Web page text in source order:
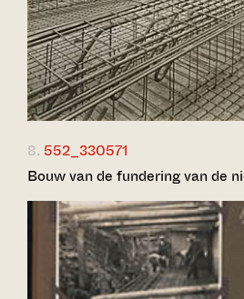
8. 552_330571
Bouw van de fundering van de